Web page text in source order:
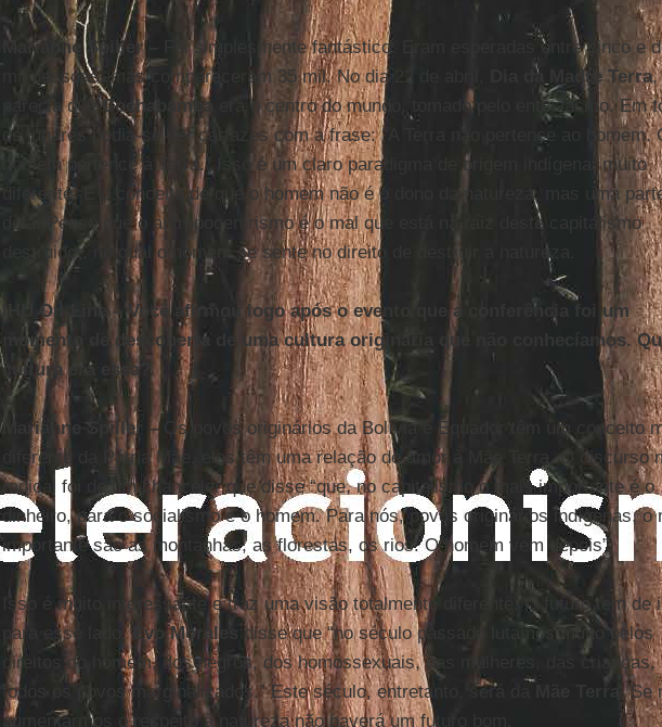
Marianne Spiller –
Foi simplesmente fantástico. Eram esperadas entre cinco e
mil pessoas, mas compareceram 35 mil. No dia 22 de abril,
Dia da Madre Terra,
parecia queCochabamba
era o centro do mundo, tomado pelo entusiasmo. Em
os lugares podia-se ver cartazes com a frase: “A Terra não pertence ao homem.
homem pertence à Terra.” Isso é um claro paradigma de origem indígena, muito
diferente. É o conceito de que o homem não é o dono da natureza, mas uma
dela. Penso que o antropocentrismo é o mal que está na raiz deste capitalismo
destruidor, no qual o homem se sente no direito de destruir a natureza.
IHU On-Line – Você afirmou logo após o evento que a conferência foi um
momento de descoberta de uma cultura originária que não conhecíamos.
cultura era essa?
Marianne Spiller –Os povos originários da Bolívia e Equador têm um conceito
diferente da Pátria Mãe, eles têm uma relação de amor à Mãe Terra. O discurso
radical foi de um chanceler que disse “que, no capitalismo o mais importante é o
dinheiro, para o socialismo é o homem. Para nós, povos originários indígenas, o
importante são as montanhas, as florestas, os rios. O homem vem depois”.
Isso é muito interessante e traz uma visão totalmente diferente. O futuro tem de
para esse lado.Evo Morales
disse que “no século passado lutamos muito pelos
direitos do homem, dos negros, dos homossexuais, das mulheres, das crianças,
todos os povos marginalizados.” Este século, entretanto, será da
. Se
aumentarmos o respeito à natureza não haverá um futuro bom.